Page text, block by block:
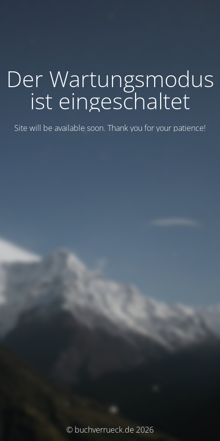
Der Wartungsmodus
ist eingeschaltet
Site will be available soon. Thank you for your patience!
© buchverrueck.de 2026